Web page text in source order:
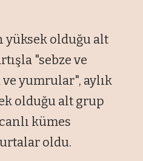
yüksek olduğu alt
"sebze ve
yumrular", aylık
olduğu alt grup
kümes
oldu.